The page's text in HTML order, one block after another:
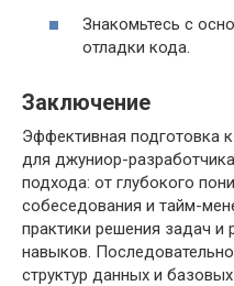
Знакомьтесь с
отладки кода.
Заключение
Эффективная подготовка
для джуниор-
подхода: от глубокого
собеседования и тайм-
практики решения задач и
навыков.
структур данных и